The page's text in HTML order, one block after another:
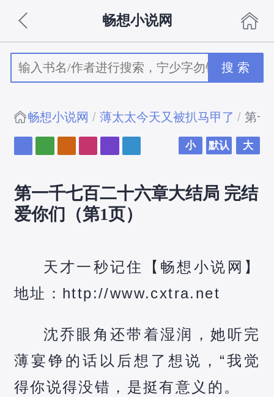
畅想小说网
搜 索
畅想小说网 薄太太今天又被扒马甲了 第一
小 默认 大
第一千七百二十六章大结局 完结
爱你们（第1页）
天才一秒记住【畅想小说网】
地址：http://www.cxtra.net
沈乔眼角还带着湿润，她听完
薄宴铮的话以后想了想说，“我觉
得你说得没错，是挺有意义的。